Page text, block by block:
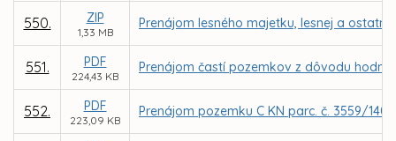
550. ZIP
1,33 MB
Prenájom lesného majetku, lesnej a
551. PDF
224,43 KB
Prenájom častí pozemkov z dôvodu
552. PDF
223,09 KB
Prenájom pozemku C KN parc. č. 3559/